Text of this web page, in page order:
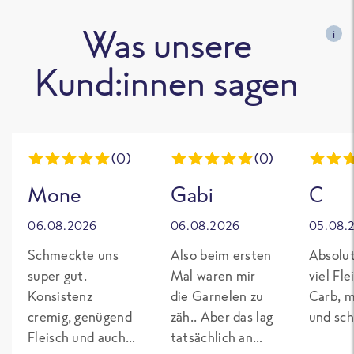
Was unsere
Kund:innen sagen
i
(0)
Mone
06.08.2026
Schmeckte uns
super gut.
Konsistenz
cremig, genügend
Fleisch und auch
(0)
Gabi
06.08.2026
Also beim ersten
Mal waren mir
die Garnelen zu
zäh.. Aber das lag
tatsächlich an
C
viel
Carb,
und